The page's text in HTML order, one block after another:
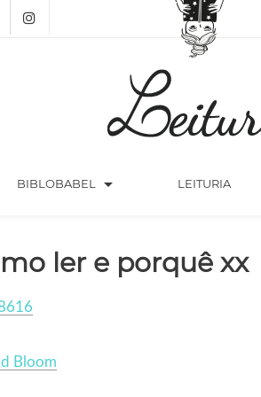
BIBLOBABEL arrow_drop_down LEITURIA
ler e porquê xx
Bloom